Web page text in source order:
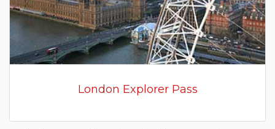
London Explorer Pass